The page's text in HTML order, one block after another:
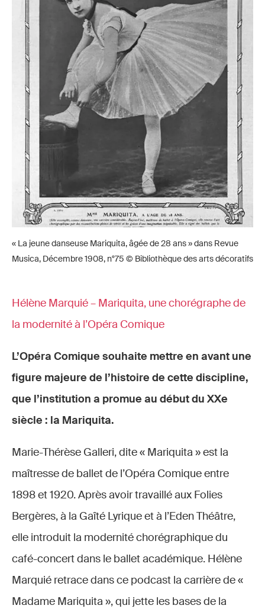
« La jeune danseuse Mariquita, âgée de 28 ans » dans Revue
Musica, Décembre 1908, n°75 © Bibliothèque des arts décoratifs
Hélène Marquié – Mariquita, une chorégraphe de
la modernité à l’Opéra Comique
L’Opéra Comique souhaite mettre en avant une
figure majeure de l’histoire de cette discipline,
que l’institution a promue au début du XXe
siècle : la Mariquita.
Marie-Thérèse Galleri, dite « Mariquita » est la
maîtresse de ballet de l’Opéra Comique entre
1898 et 1920. Après avoir travaillé aux Folies
Bergères, à la Gaîté Lyrique et à l’Eden Théâtre,
elle introduit la modernité chorégraphique du
café-concert dans le ballet académique. Hélène
Marquié retrace dans ce podcast la carrière de «
Madame Mariquita », qui jette les bases de la